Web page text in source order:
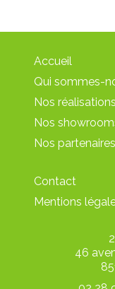
Accueil
Qui sommes-
Nos réalisations
Nos
Nos partenaires
Contact
Mentions
46